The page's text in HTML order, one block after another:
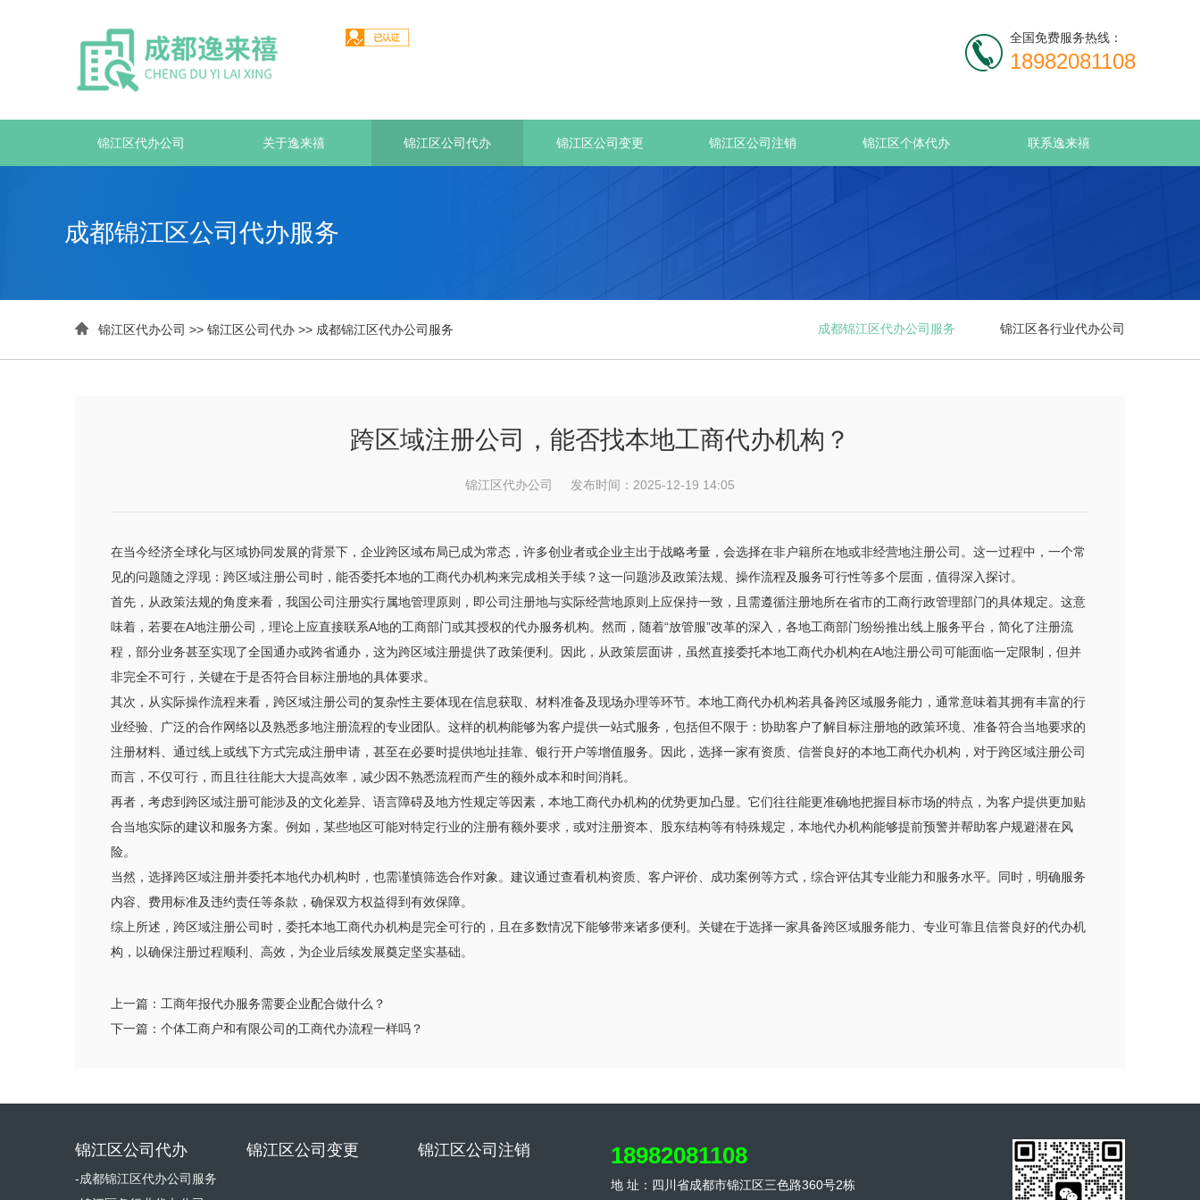
全国免费服务热线：
18982081108
锦江区代办公司 关于逸来禧 锦江区公司代办 锦江区公司变更 锦江区公司注销 锦江区个体代办 联系逸来禧
成都锦江区公司代办服务
 锦江区代办公司 >> 锦江区公司代办 >> 成都锦江区代办公司服务 成都锦江区代办公司服务 锦江区各行业代办公司
跨区域注册公司，能否找本地工商代办机构？
锦江区代办公司 发布时间：2025-12-19 14:05
在当今经济全球化与区域协同发展的背景下，企业跨区域布局已成为常态，许多创业者或企业主出于战略考量，会选择在非户籍所在地或非经营地注册公司。这一过程中，一个常
见的问题随之浮现：跨区域注册公司时，能否委托本地的工商代办机构来完成相关手续？这一问题涉及政策法规、操作流程及服务可行性等多个层面，值得深入探讨。
首先，从政策法规的角度来看，我国公司注册实行属地管理原则，即公司注册地与实际经营地原则上应保持一致，且需遵循注册地所在省市的工商行政管理部门的具体规定。这意
味着，若要在A地注册公司，理论上应直接联系A地的工商部门或其授权的代办服务机构。然而，随着“放管服”改革的深入，各地工商部门纷纷推出线上服务平台，简化了注册流
程，部分业务甚至实现了全国通办或跨省通办，这为跨区域注册提供了政策便利。因此，从政策层面讲，虽然直接委托本地工商代办机构在A地注册公司可能面临一定限制，但并
非完全不可行，关键在于是否符合目标注册地的具体要求。
其次，从实际操作流程来看，跨区域注册公司的复杂性主要体现在信息获取、材料准备及现场办理等环节。本地工商代办机构若具备跨区域服务能力，通常意味着其拥有丰富的行
业经验、广泛的合作网络以及熟悉多地注册流程的专业团队。这样的机构能够为客户提供一站式服务，包括但不限于：协助客户了解目标注册地的政策环境、准备符合当地要求的
注册材料、通过线上或线下方式完成注册申请，甚至在必要时提供地址挂靠、银行开户等增值服务。因此，选择一家有资质、信誉良好的本地工商代办机构，对于跨区域注册公司
而言，不仅可行，而且往往能大大提高效率，减少因不熟悉流程而产生的额外成本和时间消耗。
再者，考虑到跨区域注册可能涉及的文化差异、语言障碍及地方性规定等因素，本地工商代办机构的优势更加凸显。它们往往能更准确地把握目标市场的特点，为客户提供更加贴
合当地实际的建议和服务方案。例如，某些地区可能对特定行业的注册有额外要求，或对注册资本、股东结构等有特殊规定，本地代办机构能够提前预警并帮助客户规避潜在风
险。
当然，选择跨区域注册并委托本地代办机构时，也需谨慎筛选合作对象。建议通过查看机构资质、客户评价、成功案例等方式，综合评估其专业能力和服务水平。同时，明确服务
内容、费用标准及违约责任等条款，确保双方权益得到有效保障。
综上所述，跨区域注册公司时，委托本地工商代办机构是完全可行的，且在多数情况下能够带来诸多便利。关键在于选择一家具备跨区域服务能力、专业可靠且信誉良好的代办机
构，以确保注册过程顺利、高效，为企业后续发展奠定坚实基础。
上一篇： 工商年报代办服务需要企业配合做什么？
下一篇： 个体工商户和有限公司的工商代办流程一样吗？
锦江区公司代办
-成都锦江区代办公司服务
锦江区公司变更 锦江区公司注销 18982081108
地 址：四川省成都市锦江区三色路360号2栋